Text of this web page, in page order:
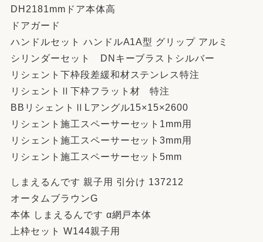
DH2181mmドア本体高
ドアガード
ハンドルセット ハンドルA1A型 グリップ アルミ
シリンダーセット DNキーブラストシルバー
リシェント下枠段差緩和材ステンレス特注
リシェントⅡ下枠フラット材 特注
BBリシェントⅡLアングル15×15×2600
リシェント施工スペーサーセット1mm用
リシェント施工スペーサーセット3mm用
リシェント施工スペーサーセット5mm
しまえるんです 親子用 引分け 137212
オータムブラウンG
本体 しまえるんです α網戸本体
上枠セット W144親子用